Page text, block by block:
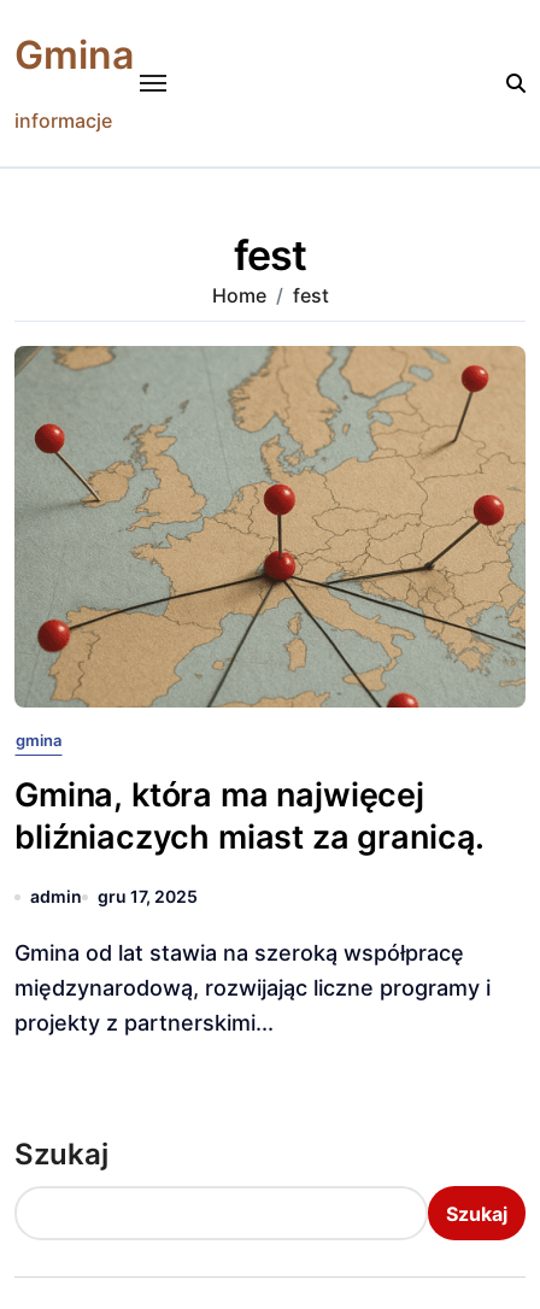
content
Gmina
informacje
fest
Home fest
gmina
Gmina, która ma najwięcej
bliźniaczych miast za granicą.
admin gru 17, 2025
Gmina od lat stawia na szeroką współpracę
międzynarodową, rozwijając liczne programy i
projekty z partnerskimi...
Szukaj
Szukaj